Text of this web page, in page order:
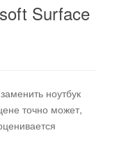
Surface
ноутбук
точно может,